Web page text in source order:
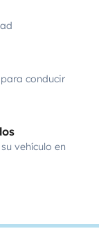
conducir
vehículo en